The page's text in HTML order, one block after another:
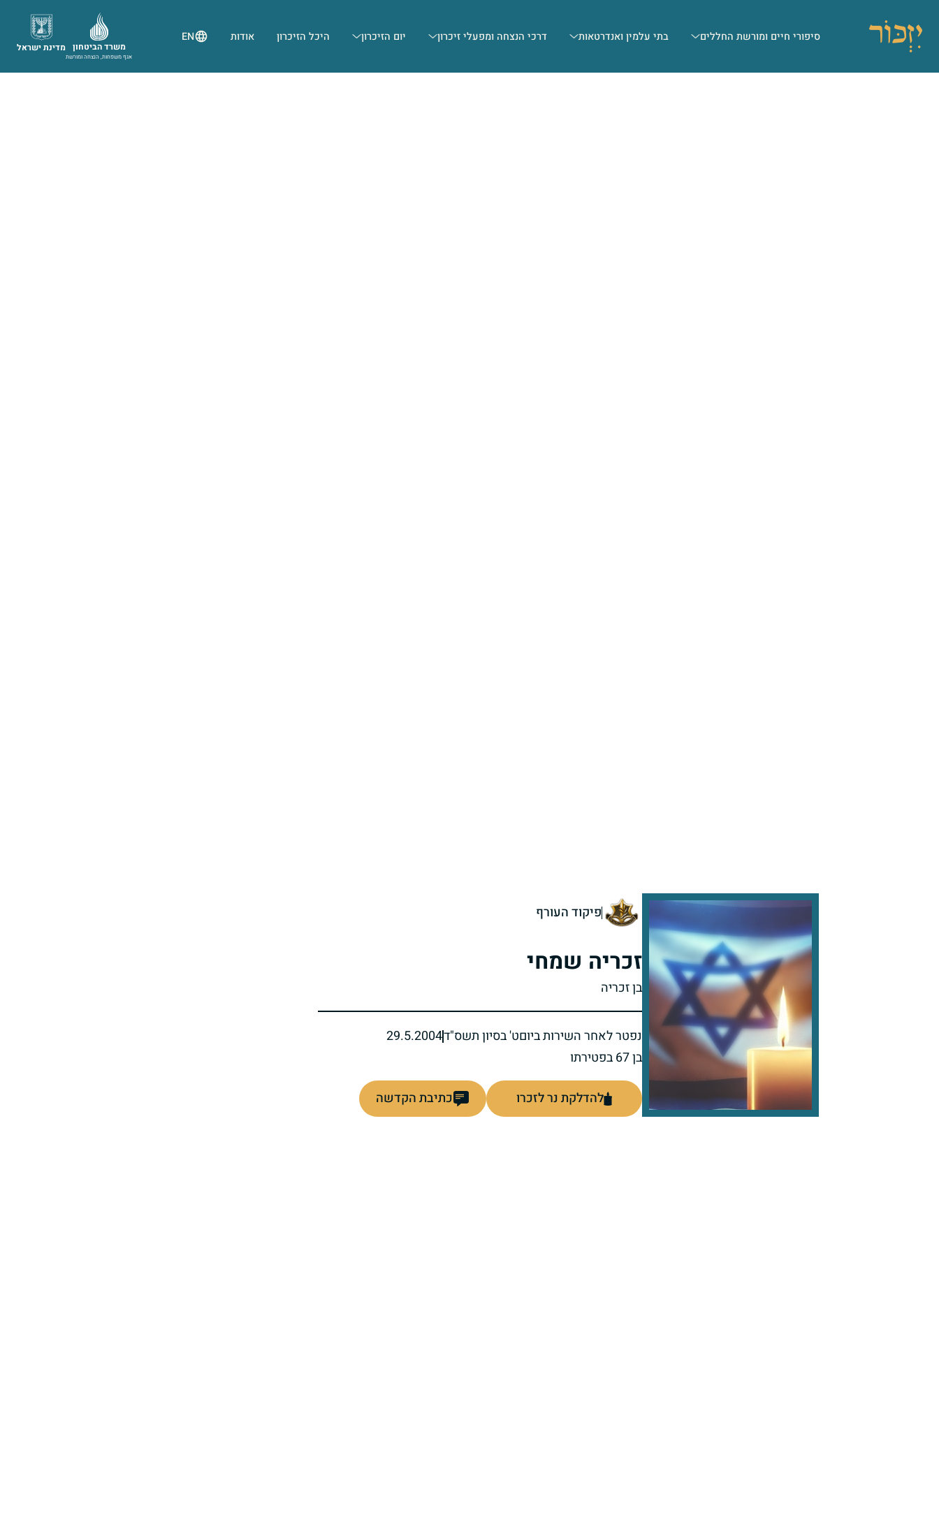
סיפורי חיים ומורשת החללים בתי עלמין ואנדרטאות דרכי הנצחה ומפעלי זיכרון יום הזיכרון היכל הזיכרון אודות EN
מדינת ישראל משרד הביטחון
אגף משפחות, הנצחה ומורשת
פיקוד העורף
זכריה שמחי
בן זכריה
נפטר לאחר השירות ביוםט' בסיון תשס"ד29.5.2004
בן 67 בפטירתו
להדלקת נר לזכרו כתיבת הקדשה